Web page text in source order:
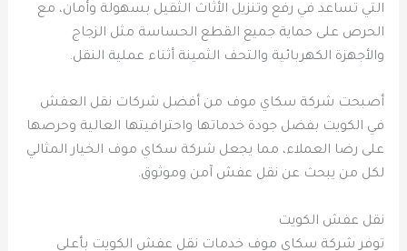
التي تساعد في رفع وتنزيل الأثاث الثقيل بسهولة وأمان، مع
الحرص على حماية جميع القطع الحساسة مثل الزجاج
والأجهزة الكهربائية والتحف الثمينة أثناء عملية النقل.
أصبحت شركة سكاي موف من أفضل شركات نقل العفش
في الكويت بفضل جودة خدماتها واحترافيتها العالية وحرصها
على رضا العملاء، مما يجعل شركة سكاي موف الخيار المثالي
لكل من يبحث عن نقل عفش آمن وموثوق.
نقل عفش الكويت
توفر شركة سكاي موف خدمات نقل عفش الكويت بأعلى